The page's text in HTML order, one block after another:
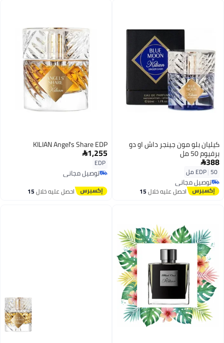
كيليان بلو مون جينجر داش او دو
برفيوم 50 مل
388
EDP|50 مل
توصيل مجاني
توصيل مجانياحصل عليه خلال15
KILIAN Angel's Share EDP
1,255
EDP
توصيل مجاني
احصل عليه خلال15